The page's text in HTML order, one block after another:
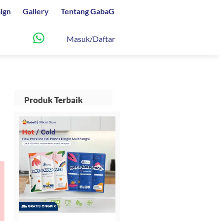
Gallery Tentang GabaG
Masuk/Daftar
Produk Terbaik